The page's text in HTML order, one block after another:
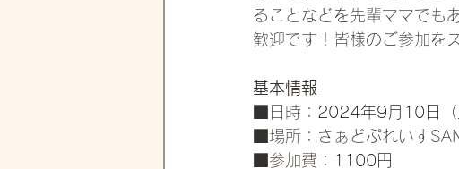
ることなどを先輩ママでも
歓迎です！皆様のご参加を
基本情報
■日時： 2024年9月10日
■場所：さぁどぷれいす
■参加費：
1100円